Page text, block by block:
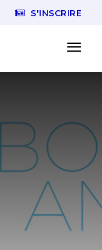
S'INSCRIRE